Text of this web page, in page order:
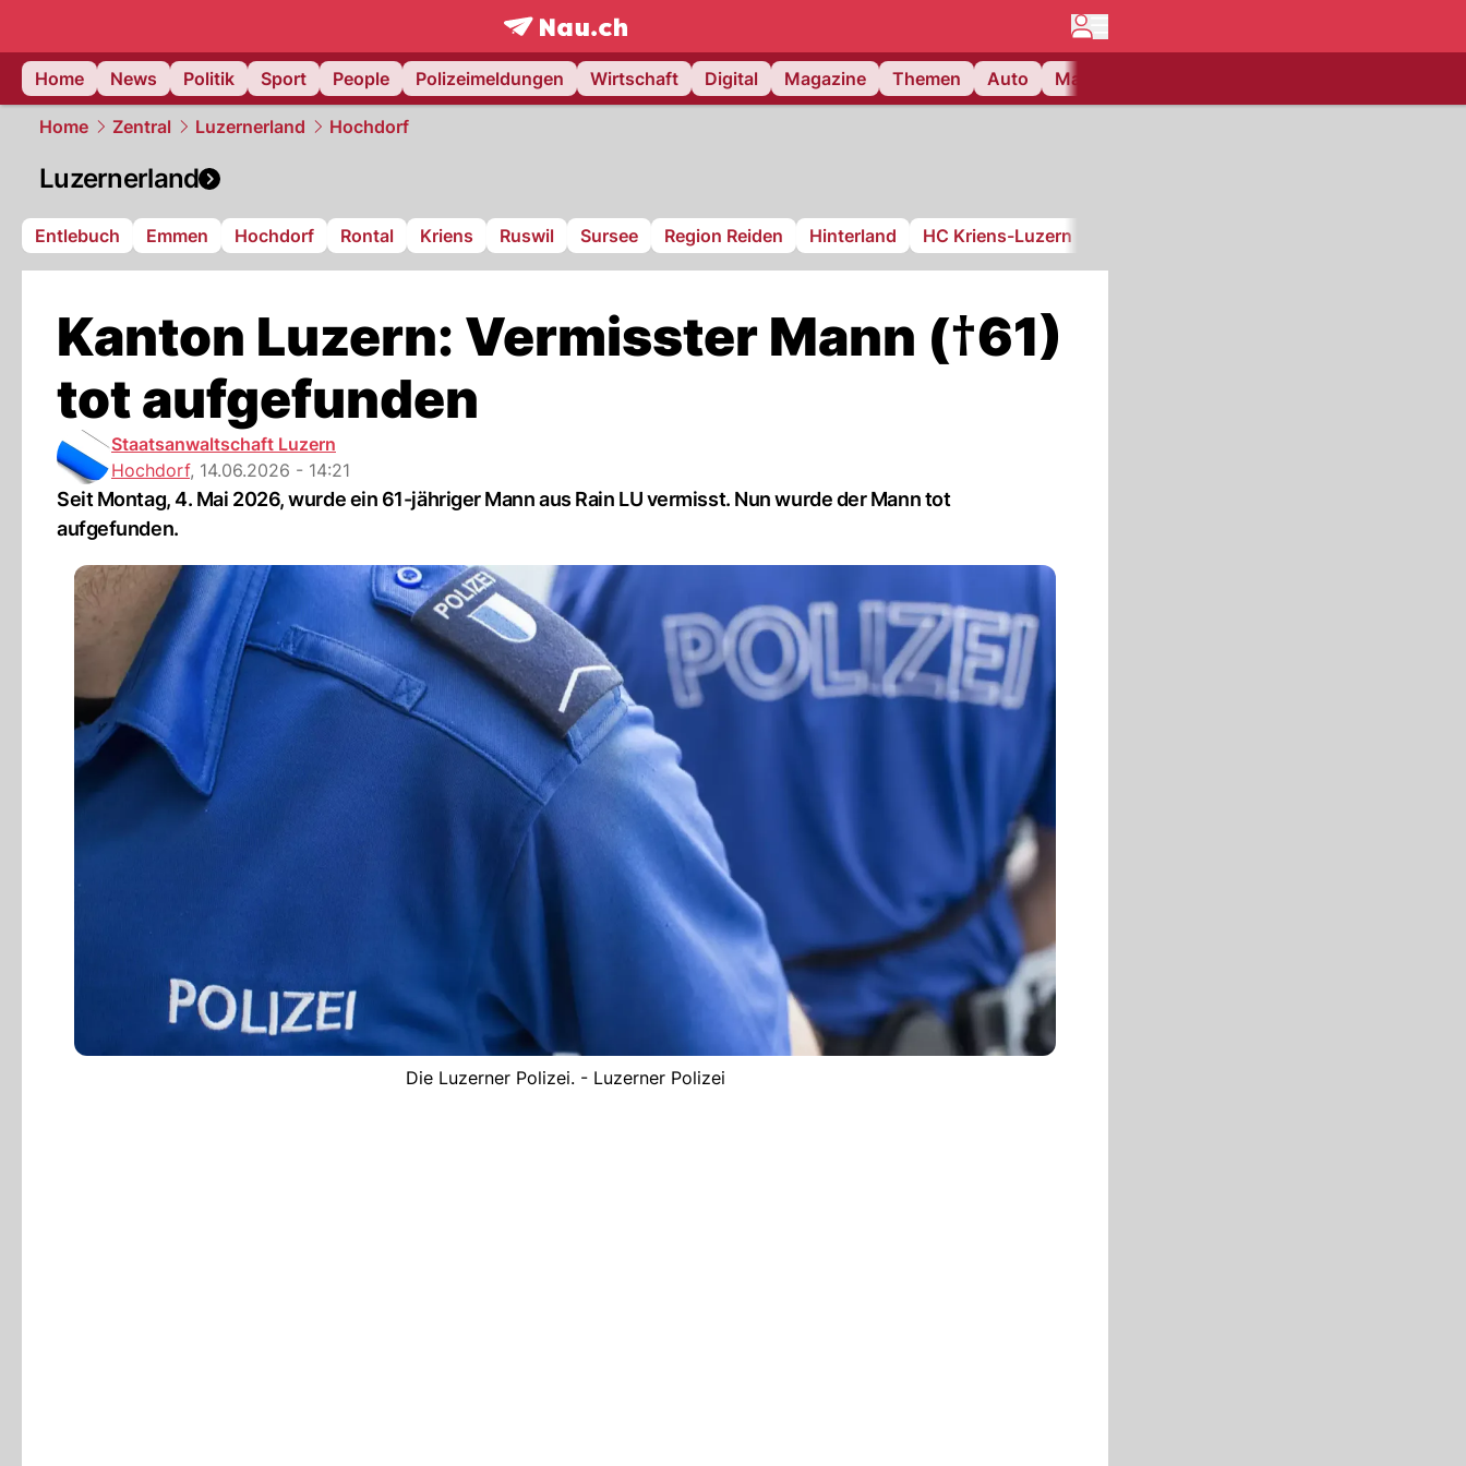
frontpage.NAU.ch
Home
News Politik Sport People Polizeimeldungen Wirtschaft Digital Magazine Themen Auto Matchcenter
Home Zentral Luzernerland Hochdorf
Luzernerland
Entlebuch Emmen Hochdorf Rontal Kriens Ruswil Sursee Region Reiden Hinterland HC Kriens-Luzern
Kanton Luzern: Vermisster Mann (†61)
tot aufgefunden
Staatsanwaltschaft Luzern
Hochdorf, 14.06.2026 - 14:21
Seit Montag, 4. Mai 2026, wurde ein 61-jähriger Mann aus Rain LU vermisst. Nun wurde der Mann tot
aufgefunden.
Die Luzerner Polizei. - Luzerner Polizei